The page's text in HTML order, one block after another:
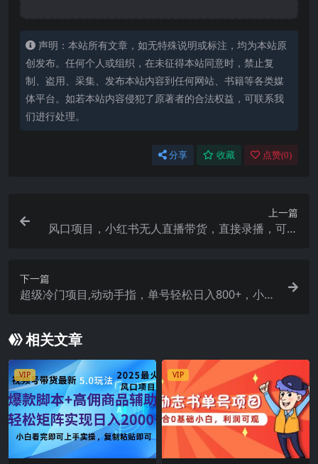
声明：本站所有文章，如无特殊说明或标注，均为本站原
创发布。任何个人或组织，在未征得本站同意时，禁止复
制、盗用、采集、发布本站内容到任何网站、书籍等各类媒
体平台。如若本站内容侵犯了原著者的合法权益，可联系我
们进行处理。
分享 收藏 点赞(0)
上一篇
风口项目，小红书无人直播带货，直接录播，可矩
下一篇
超级冷门项目,动动手指，单号轻松日入800+，小白
相关文章
VIP VIP